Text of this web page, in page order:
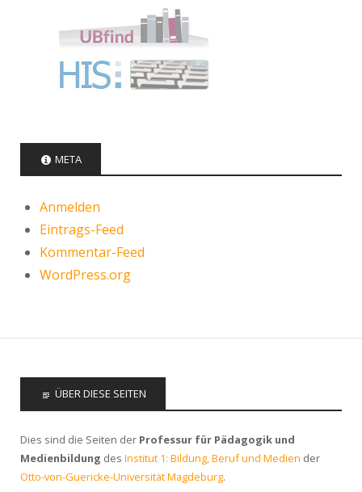
META
Anmelden
Eintrags-Feed
Kommentar-Feed
WordPress.org
ÜBER DIESE SEITEN
Dies sind die Seiten der Professur für Pädagogik und
Medienbildung des Institut 1: Bildung, Beruf und Medien der
Otto-von-Guericke-Universität Magdeburg.